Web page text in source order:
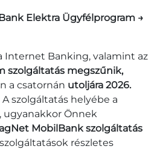
Elektra Ügyfélprogram →
Internet Banking, valamint az
szolgáltatás megszűnik,
a csatornán utoljára 2026.
szolgáltatás helyébe a
ugyanakkor Önnek
MobilBank szolgáltatás
részletes